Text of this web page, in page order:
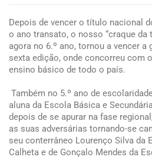
Depois de vencer o título nacional
o ano transato, o nosso “craque da
agora no 6.º ano, tornou a vencer
sexta edição, onde concorreu com
ensino básico de todo o país.
Também no 5.º ano de
aluna da Escola Básica e
depois de se apurar na fase
as suas adversárias tornando-se
seu conterrâneo Lourenço Silva da
Calheta e de Gonçalo Mendes da